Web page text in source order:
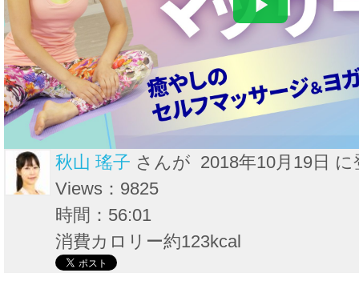
秋山 瑤子 さんが 2018年10月19日 に
Views：9825
時間：56:01
消費カロリー約123kcal